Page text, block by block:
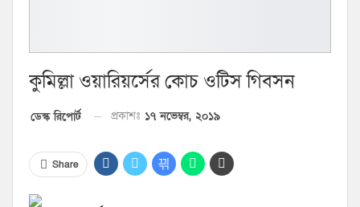
কুমিল্লা ওয়ারিয়র্সের কোচ ওটিস গিবসন
ডেস্ক রিপোর্ট প্রকাশঃ ১৭ নভেম্বর, ২০১৯
Share